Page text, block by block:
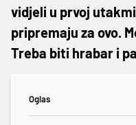
vidjeli u prvoj
pripremaju za ovo.
Treba biti hrabar i
Oglas